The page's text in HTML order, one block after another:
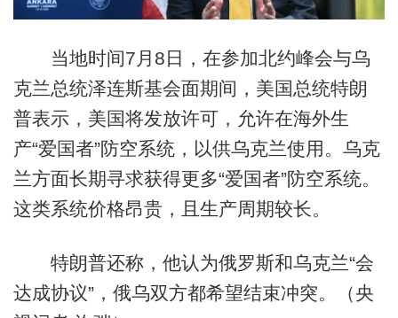
当地时间7月8日，在参加北约峰会与乌
克兰总统泽连斯基会面期间，美国总统特朗
普表示，美国将发放许可，允许在海外生
产“爱国者”防空系统，以供乌克兰使用。乌克
兰方面长期寻求获得更多“爱国者”防空系统。
这类系统价格昂贵，且生产周期较长。
特朗普还称，他认为俄罗斯和乌克兰“会
达成协议”，俄乌双方都希望结束冲突。（央